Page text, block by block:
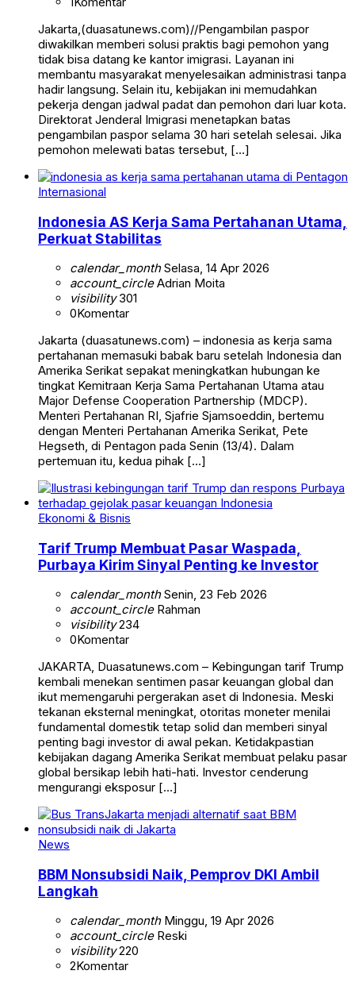
Jakarta,(duasatunews.com)//Pengambilan paspor
diwakilkan memberi solusi praktis bagi pemohon yang
tidak bisa datang ke kantor imigrasi. Layanan ini
membantu masyarakat menyelesaikan administrasi tanpa
hadir langsung. Selain itu, kebijakan ini memudahkan
pekerja dengan jadwal padat dan pemohon dari luar kota.
Direktorat Jenderal Imigrasi menetapkan batas
pengambilan paspor selama 30 hari setelah selesai. Jika
pemohon melewati batas tersebut, […]
Internasional
Indonesia AS Kerja Sama Pertahanan Utama,
Perkuat Stabilitas
calendar_monthSelasa, 14 Apr 2026
account_circleAdrian Moita
visibility301
0Komentar
Jakarta (duasatunews.com) – indonesia as kerja sama
pertahanan memasuki babak baru setelah Indonesia dan
Amerika Serikat sepakat meningkatkan hubungan ke
tingkat Kemitraan Kerja Sama Pertahanan Utama atau
Major Defense Cooperation Partnership (MDCP).
Menteri Pertahanan RI, Sjafrie Sjamsoeddin, bertemu
dengan Menteri Pertahanan Amerika Serikat, Pete
Hegseth, di Pentagon pada Senin (13/4). Dalam
pertemuan itu, kedua pihak […]
Ekonomi & Bisnis
Tarif Trump Membuat Pasar Waspada,
Purbaya Kirim Sinyal Penting ke Investor
calendar_monthSenin, 23 Feb 2026
account_circleRahman
visibility234
0Komentar
JAKARTA, Duasatunews.com – Kebingungan tarif Trump
kembali menekan sentimen pasar keuangan global dan
ikut memengaruhi pergerakan aset di Indonesia. Meski
tekanan eksternal meningkat, otoritas moneter menilai
fundamental domestik tetap solid dan memberi sinyal
penting bagi investor di awal pekan. Ketidakpastian
kebijakan dagang Amerika Serikat membuat pelaku pasar
global bersikap lebih hati-hati. Investor cenderung
mengurangi eksposur […]
News
BBM Nonsubsidi Naik, Pemprov DKI Ambil
Langkah
calendar_monthMinggu, 19 Apr 2026
account_circleReski
visibility220
2Komentar